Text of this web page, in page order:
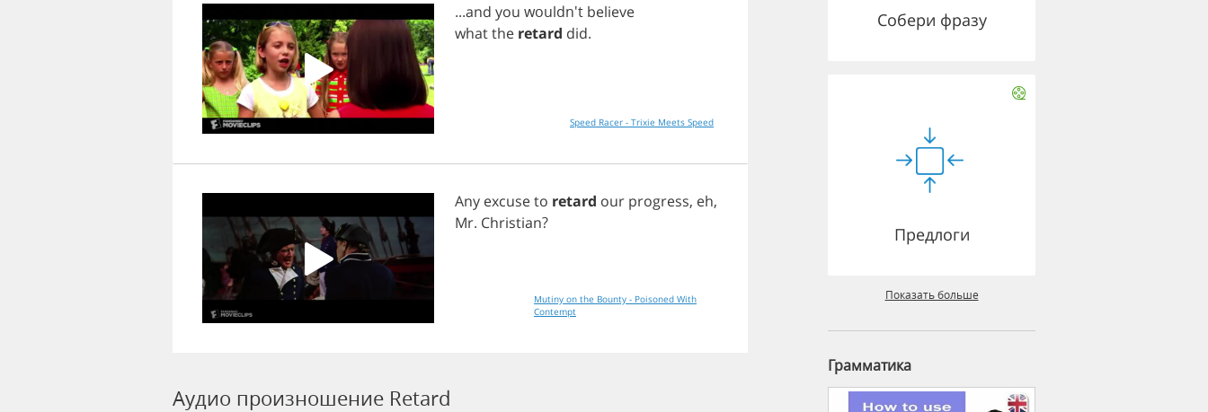
...and you wouldn't believe
whatthe retard did.
Speed Racer - Trixie Meets Speed
Any excuseto retard our progress, eh,
Mr. Christian?
Mutiny on the Bounty - Poisoned With
Contempt
Аудио произношение Retard
Собери фразу
Предлоги
Показать больше
Грамматика